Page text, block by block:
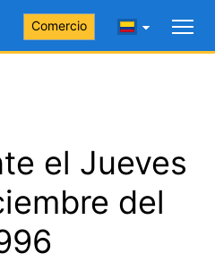
Comercio
el Jueves
del